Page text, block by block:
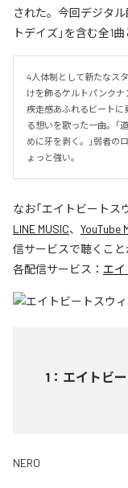
された。今回デジタ
トデイズ」を含む全1
4人体制として新たなス
けを飾るケルトパンクナ
疾走感あふれるビートに
る想いを歌った一曲。「
めに牙を剥く。」弱者の
ょっと強い。
なお「エイトビートス
LINE MUSIC、 YouTube
信サービスで聴くこと
各配信サービス： エ
1 ： エイトビ
NERO